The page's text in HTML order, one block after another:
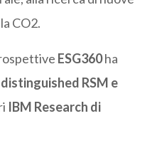
CO2.
ESG360ha
RSM e
IBM Research di